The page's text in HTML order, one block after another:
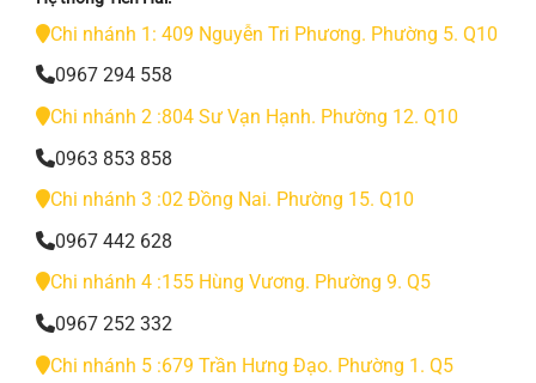
Chi nhánh 1: 409 Nguyễn Tri Phương. Phường 5. Q10
0967 294 558
Chi nhánh 2 :804 Sư Vạn Hạnh. Phường 12. Q10
0963 853 858
Chi nhánh 3 :02 Đồng Nai. Phường 15. Q10
0967 442 628
Chi nhánh 4 :155 Hùng Vương. Phường 9. Q5
0967 252 332
Chi nhánh 5 :679 Trần Hưng Đạo. Phường 1. Q5